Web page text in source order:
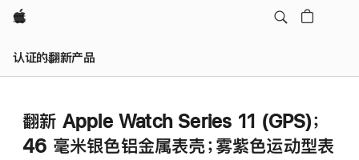
Apple
认证的翻新产品
翻新 Apple Watch Series 11 (GPS)；
46 毫米银色铝金属表壳；雾紫色运动型表